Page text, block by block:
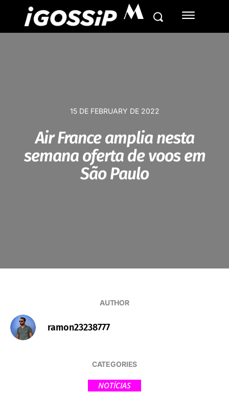
M
15 DE FEBRUARY DE 2022
Air France amplia nesta
semana oferta de voos em
São Paulo
AUTHOR
ramon23238777
CATEGORIES
NOTÍCIAS